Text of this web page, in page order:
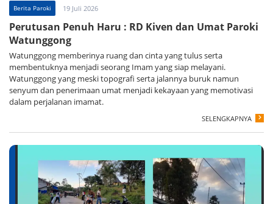
Berita Paroki 19 Juli 2026
Perutusan Penuh Haru : RD Kiven dan Umat Paroki
Watunggong
Watunggong memberinya ruang dan cinta yang tulus serta
membentuknya menjadi seorang Imam yang siap melayani.
Watunggong yang meski topografi serta jalannya buruk namun
senyum dan penerimaan umat menjadi kekayaan yang memotivasi
dalam perjalanan imamat.
SELENGKAPNYA